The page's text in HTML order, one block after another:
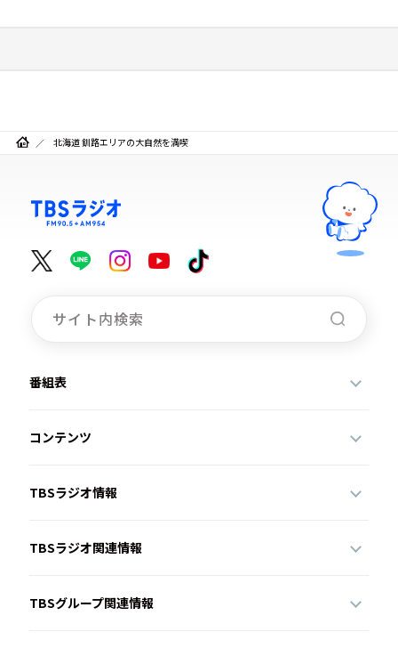
北海道 釧路エリアの大自然を満喫
番組表
コンテンツ
TBSラジオ情報
TBSラジオ関連情報
TBSグループ関連情報